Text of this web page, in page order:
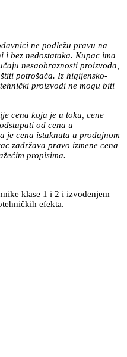
ne podležu pravu na
bez nedostataka. Kupac ima
nesaobraznosti proizvoda,
potrošača. Iz higijensko-
proizvodi ne mogu biti
cena koja je u toku, cene
od cena u
je cena istaknuta u prodajnom
zadržava pravo izmene cena
propisima.
klase 1 i 2 i izvođenjem
efekta.